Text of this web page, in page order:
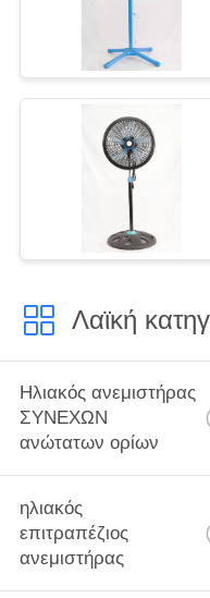
Λαϊκή
Ηλιακός ανεμιστήρας
ΣΥΝΕΧΩΝ
ανώτατων ορίων
ηλιακός
επιτραπέζιος
ανεμιστήρας